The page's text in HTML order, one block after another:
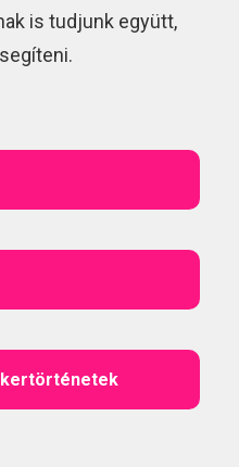
is tudjunk együtt,